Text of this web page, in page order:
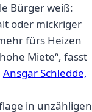
Bürger weiß:
oder mickriger
fürs Heizen
Miete“, fasst
Ansgar Schledde,
in